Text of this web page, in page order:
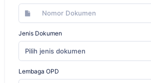
Jenis Dokumen
Pilih jenis dokumen
Lembaga OPD